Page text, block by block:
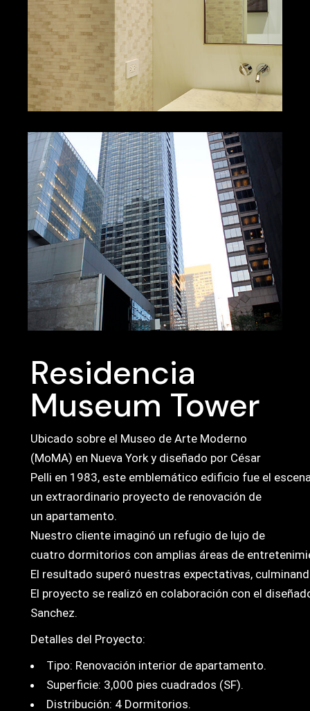
Residencia
Museum Tower
Ubicado sobre el Museo de Arte Moderno
(MoMA) en Nueva York y diseñado por César
Pelli en 1983, este emblemático edificio fue el
un extraordinario proyecto de renovación de
un apartamento.
Nuestro cliente imaginó un refugio de lujo de
cuatro dormitorios con amplias áreas de
El resultado superó nuestras expectativas,
El proyecto se realizó en colaboración con el
Sanchez.
Detalles del Proyecto:
Tipo: Renovación interior de apartamento.
Superficie: 3,000 pies cuadrados (SF).
Distribución: 4 Dormitorios.